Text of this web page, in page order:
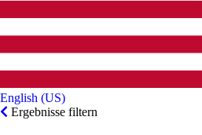
English (US)‎
Ergebnisse filtern